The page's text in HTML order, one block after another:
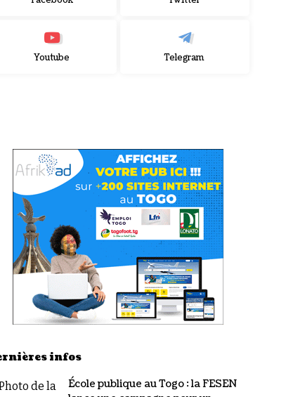
Youtube Telegram
infos
École publique au Togo : la FESEN